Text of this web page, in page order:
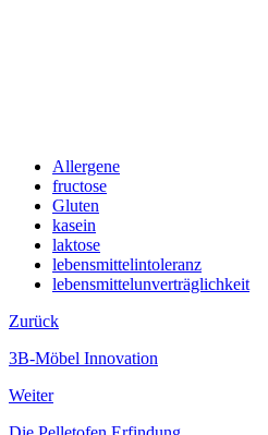
Allergene
fructose
Gluten
kasein
laktose
lebensmittelintoleranz
lebensmittelunverträglichkeit
Zurück
3B-Möbel Innovation
Weiter